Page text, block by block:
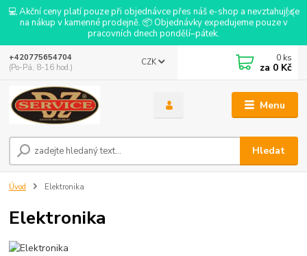
💻 Akční ceny platí pouze při objednávce přes náš e-shop a nevztahují se
na nákup v kamenné prodejně. 📦 Objednávky expedujeme pouze v
pracovních dnech pondělí–pátek.
Menu
CZK
Hledat
+420775654704
(Po-Pá, 8-16 hod.)
0 ks
za 0 Kč
Úvod Elektronika
Elektronika